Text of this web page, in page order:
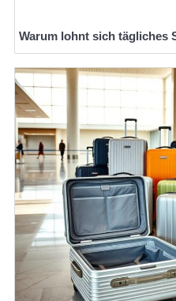
Warum lohnt sich tägliches